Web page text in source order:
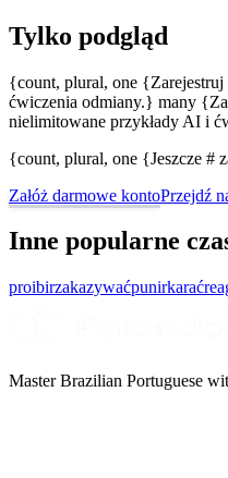
Tylko podgląd
{count, plural, one
ćwiczenia odmiany.} many
nielimitowane przykłady AI i
{count, plural, one {Jeszcze #
Załóż darmowe kontoPrzejdź
Inne popularne
proibirzakazywaćpunirkarać
Master Brazilian Portuguese